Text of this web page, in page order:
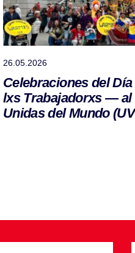
26.05.2026
Celebraciones del
lxs Trabajadorxs — al
Unidas del Mundo